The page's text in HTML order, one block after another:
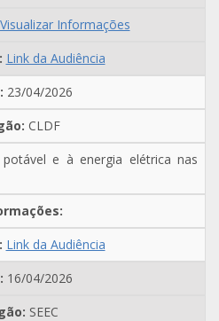
Visualizar Informações
Link da Audiência
23/04/2026
CLDF
e à energia elétrica nas
Link da Audiência
16/04/2026
SEEC